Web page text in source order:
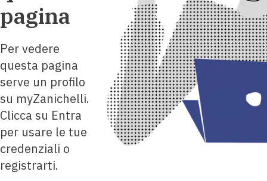
pagina
Per vedere
questa pagina
serve un profilo
su myZanichelli.
Clicca su Entra
per usare le tue
credenziali o
registrarti.